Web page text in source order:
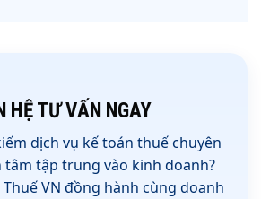
HỆ TƯ VẤN NGAY
dịch vụ kế toán thuế chuyên
tâm tập trung vào kinh doanh?
VN đồng hành cùng doanh